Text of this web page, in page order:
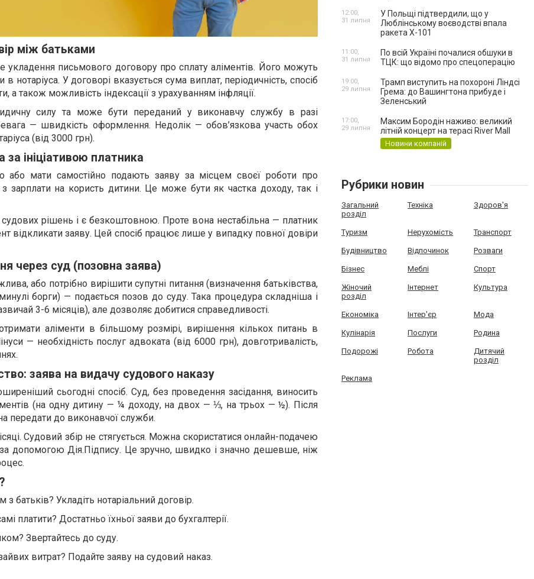
між батьками
укладення письмового договору про сплату аліментів. Його можуть
нотаріуса. У договорі вказується сума виплат, періодичність, спосіб
а також можливість індексації з урахуванням інфляції.
силу та може бути переданий у виконавчу службу в разі
— швидкість оформлення. Недолік — обов’язкова участь обох
(від 3000 грн).
за ініціативою платника
або мати самостійно подають заяву за місцем своєї роботи про
зарплати на користь дитини. Це може бути як частка доходу, так і
рішень і є безкоштовною. Проте вона нестабільна — платник
відкликати заяву. Цей спосіб працює лише у випадку повної довіри
через суд (позовна заява)
або потрібно вирішити супутні питання (визначення батьківства,
борги) — подається позов до суду. Така процедура складніша і
3-6 місяців), але дозволяє добитися справедливості.
аліменти в більшому розмірі, вирішення кількох питань в
— необхідність послуг адвоката (від 6000 грн), довготривалість,
заява на видачу судового наказу
сьогодні спосіб. Суд, без проведення засідання, виносить
(на одну дитину — ¼ доходу, на двох — ⅓, на трьох — ½). Після
передати до виконавчої служби.
Судовий збір не стягується. Можна скористатися онлайн-подачею
допомогою Дія.Підпису. Це зручно, швидко і значно дешевше, ніж
з батьків? Укладіть нотаріальний договір.
платити? Достатньо їхньої заяви до бухгалтерії.
Звертайтесь до суду.
витрат? Подайте заяву на судовий наказ.
У Польщі підтвердили, що у
Люблінському воєводстві впала
ракета Х-101
12:00,
31 липня
По всій Україні почалися обшуки в
ТЦК: що відомо про спецоперацію
11:00,
31 липня
Трамп виступить на похороні Ліндсі
Грема: до Вашингтона прибуде і
Зеленський
19:00,
29 липня
Максим Бородін наживо: великий
літній концерт на терасі River Mall
Новини компаній
17:00,
29 липня
Рубрики новин
Загальний
розділ
Техніка Здоров'я
Туризм Нерухомість Транспорт
Будівництво Відпочинок Розваги
Бізнес Меблі Спорт
Жіночий
розділ
Інтернет Культура
Економіка Інтер'єр Мода
Кулінарія Послуги Родина
Подорожі Робота
Дитячий
розділ
Реклама